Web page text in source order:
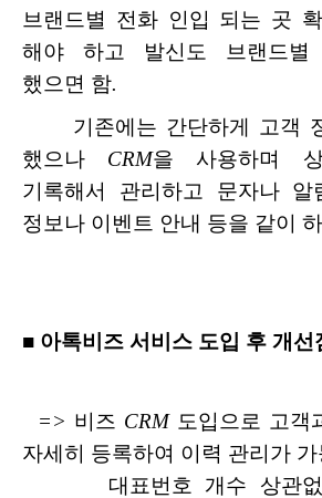
브랜드별
전화 인입 되는 곳
해야
하고 발신도 브랜드별
했으면 함.
기존에는 간단하게 고객
했으나 CRM을 사용하며
기록해서
관리하고 문자나 알
정보나 이벤트 안내 등을 같이
■ 아톡비즈 서비스 도입 후 개선
=> 비즈 CRM 도입으로 고객
자세히 등록하여 이력 관리가 가
대표번호
개수 상관